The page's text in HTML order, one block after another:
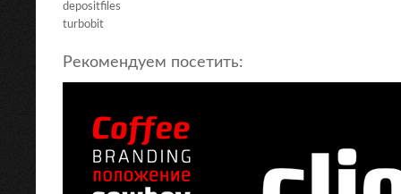
depositfiles
turbobit
Рекомендуем посетить: